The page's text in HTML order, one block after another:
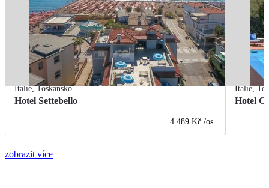
Itálie,Toskánsko
Hotel Settebello
4 489 Kč /os.
Itálie,
Hotel
zobrazit více